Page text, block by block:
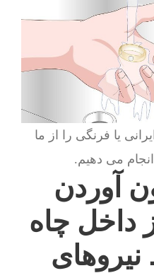
یا فرنگی را از ما
انجام می دهیم.
آوردن
داخل چاه